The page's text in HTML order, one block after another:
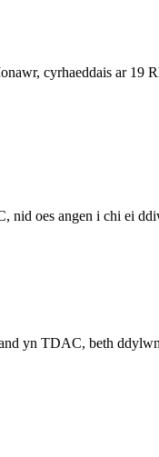
cyrhaeddais ar
nid oes angen i chi ei
yn TDAC, beth